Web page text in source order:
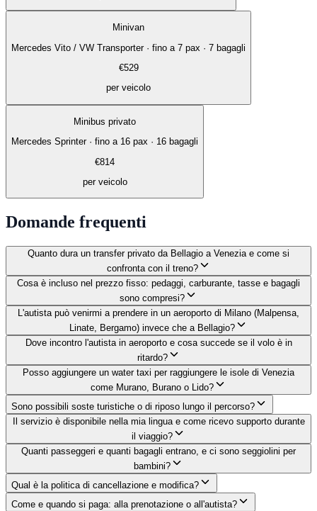
Minivan
Mercedes Vito / VW Transporter· fino a 7 pax · 7 bagagli
€529
per veicolo
Minibus privato
Mercedes Sprinter· fino a 16 pax · 16 bagagli
€814
per veicolo
Domande frequenti
Quanto dura un transfer privato da Bellagio a Venezia e come si
confronta con il treno?
Cosa è incluso nel prezzo fisso: pedaggi, carburante, tasse e bagagli
sono compresi?
L'autista può venirmi a prendere in un aeroporto di Milano (Malpensa,
Linate, Bergamo) invece che a Bellagio?
Dove incontro l'autista in aeroporto e cosa succede se il volo è in
ritardo?
Posso aggiungere un water taxi per raggiungere le isole di Venezia
come Murano, Burano o Lido?
Sono possibili soste turistiche o di riposo lungo il percorso?
Il servizio è disponibile nella mia lingua e come ricevo supporto durante
il viaggio?
Quanti passeggeri e quanti bagagli entrano, e ci sono seggiolini per
bambini?
Qual è la politica di cancellazione e modifica?
Come e quando si paga: alla prenotazione o all'autista?